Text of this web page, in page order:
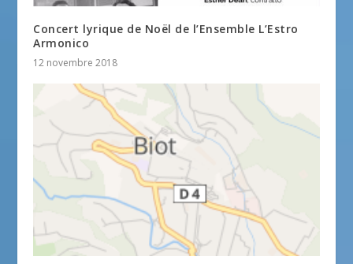
Concert lyrique de Noël de l’Ensemble L’Estro
Armonico
12 novembre 2018